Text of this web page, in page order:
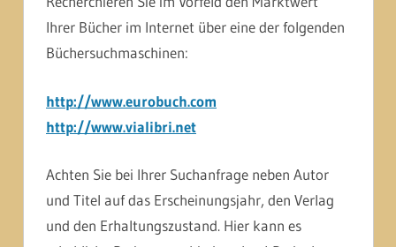
Ihrer Bücher im Internet über eine der folgenden
Büchersuchmaschinen:
http://www.eurobuch.com
http://www.vialibri.net
Achten Sie bei Ihrer Suchanfrage neben Autor
und Titel auf das Erscheinungsjahr, den Verlag
und den Erhaltungszustand. Hier kann es